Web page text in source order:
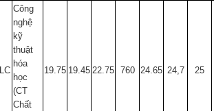
Công
nghệ
kỹ
thuật
hóa
học
(CT
Chất
19.75 19.45 22.75 760 24.65 24,7 25